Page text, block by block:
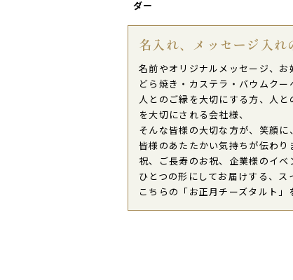
ダー
名入れ、メッセージ入
名前やオリジナルメッセージ、
どら焼き・カステラ・バウムクー
人とのご縁を大切にする方、人
を大切にされる会社様、
そんな皆様の大切な方が、笑顔
皆様のあたたかい気持ちが伝わ
祝、ご長寿のお祝、企業様のイ
ひとつの形にしてお届けする、ス
こちらの「お正月チーズタルト